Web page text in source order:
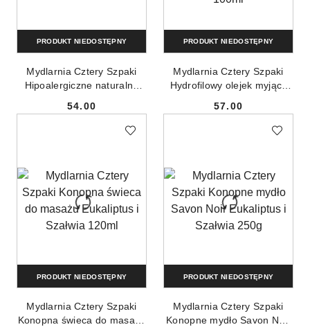
Mydlarnia Cztery Szpaki
Hipoalergiczne naturalne
Cena:
54.00
PRODUKT NIEDOSTĘPNY
Mydlarnia Cztery Szpaki
Hydrofilowy olejek myjący
Pomarańcza 100ml
Cena:
57.00
PRODUKT NIEDOSTĘPNY
Mydlarnia Cztery Szpaki
Konopna świeca do masażu
PRODUKT NIEDOSTĘPNY
Mydlarnia Cztery Szpaki
Konopne mydło Savon Noir
PRODUKT NIEDOSTĘPNY